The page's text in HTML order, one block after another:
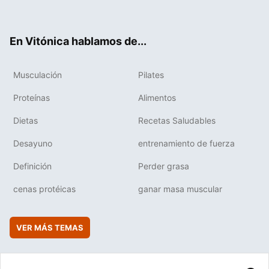
En Vitónica hablamos de...
Musculación Pilates
Proteínas Alimentos
Dietas Recetas Saludables
Desayuno entrenamiento de fuerza
Definición Perder grasa
cenas protéicas ganar masa muscular
VER MÁS TEMAS